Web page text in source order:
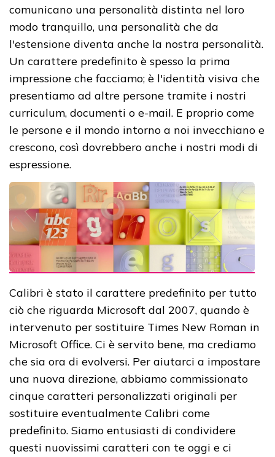
comunicano una personalità distinta nel loro
modo tranquillo, una personalità che da
l'estensione diventa anche la nostra personalità.
Un carattere predefinito è spesso la prima
impressione che facciamo; è l'identità visiva che
presentiamo ad altre persone tramite i nostri
curriculum, documenti o e-mail. E proprio come
le persone e il mondo intorno a noi invecchiano e
crescono, così dovrebbero anche i nostri modi di
espressione.
Calibri è stato il carattere predefinito per tutto
ciò che riguarda Microsoft dal 2007, quando è
intervenuto per sostituire Times New Roman in
Microsoft Office. Ci è servito bene, ma crediamo
che sia ora di evolversi. Per aiutarci a impostare
una nuova direzione, abbiamo commissionato
cinque caratteri personalizzati originali per
sostituire eventualmente Calibri come
predefinito. Siamo entusiasti di condividere
questi nuovissimi caratteri con te oggi e ci